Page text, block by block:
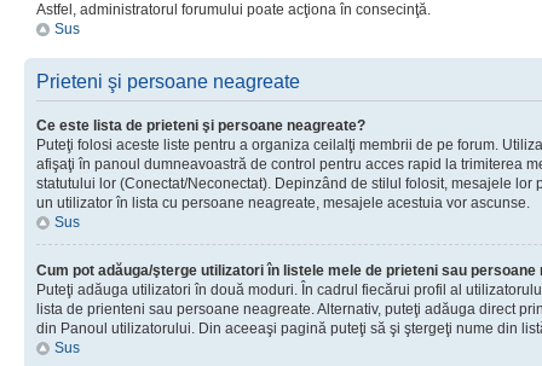
Astfel, administratorul forumului poate acţiona în consecinţă.
Sus
Prieteni şi persoane neagreate
Ce este lista de prieteni şi persoane neagreate?
Puteţi folosi aceste liste pentru a organiza ceilalţi membrii de pe forum.
afişaţi în panoul dumneavoastră de control pentru acces rapid la trimiterea
statutului lor (Conectat/Neconectat). Depinzând de stilul folosit, mesajele lor
un utilizator în lista cu persoane neagreate, mesajele acestuia vor ascunse.
Sus
Cum pot adăuga/şterge utilizatori în listele mele de prieteni sau persoane
Puteţi adăuga utilizatori în două moduri. În cadrul fiecărui profil al
lista de prienteni sau persoane neagreate. Alternativ, puteţi adăuga direct
din Panoul utilizatorului. Din aceeaşi pagină puteţi să şi ştergeţi nume din
Sus